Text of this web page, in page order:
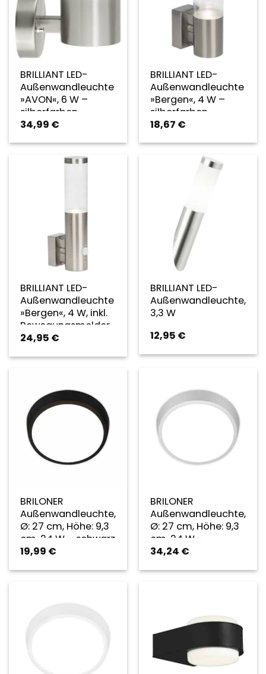
BRILLIANT LED-
Außenwandleuchte
»AVON«, 6 W –
silberfarben
34,99 €
BRILLIANT LED-
Außenwandleuchte
»Bergen«, 4 W –
silberfarben
18,67 €
BRILLIANT LED-
Außenwandleuchte
»Bergen«, 4 W, inkl.
Bewegungsmelder
– silberfarben
24,95 €
BRILLIANT LED-
Außenwandleuchte,
3,3 W
12,95 €
BRILONER
Außenwandleuchte,
Ø: 27 cm, Höhe: 9,3
cm, 24 W – schwarz
19,99 €
BRILONER
Außenwandleuchte,
Ø: 27 cm, Höhe: 9,3
cm, 24 W –
silberfarben
34,24 €